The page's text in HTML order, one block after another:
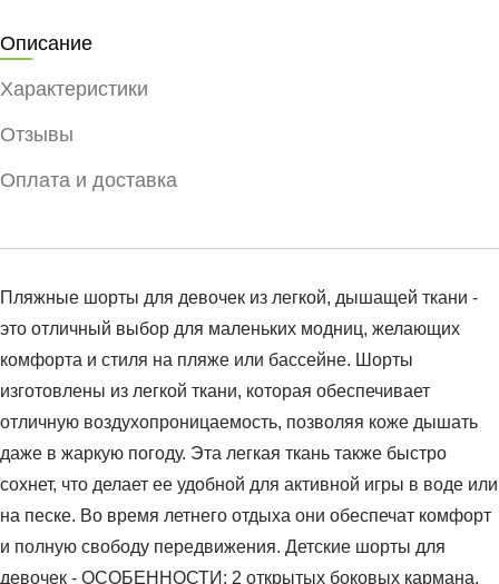
Описание
Характеристики
Отзывы
Оплата и доставка
Пляжные шорты для девочек из легкой, дышащей ткани -
это отличный выбор для маленьких модниц, желающих
комфорта и стиля на пляже или бассейне. Шорты
изготовлены из легкой ткани, которая обеспечивает
отличную воздухопроницаемость, позволяя коже дышать
даже в жаркую погоду. Эта легкая ткань также быстро
сохнет, что делает ее удобной для активной игры в воде или
на песке. Во время летнего отдыха они обеспечат комфорт
и полную свободу передвижения. Детские шорты для
девочек - ОСОБЕННОСТИ: 2 открытых боковых кармана,